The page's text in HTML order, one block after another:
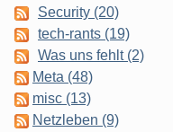
Security (20)
tech-rants (19)
Was uns fehlt (2)
Meta (48)
misc (13)
Netzleben (9)